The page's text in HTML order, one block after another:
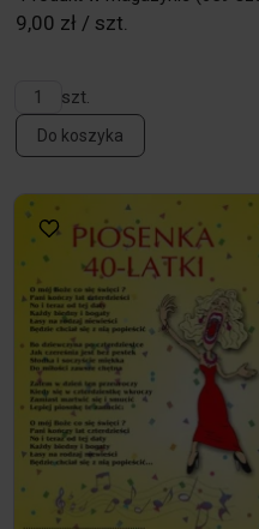
9,00 zł / szt.
szt.
Do koszyka